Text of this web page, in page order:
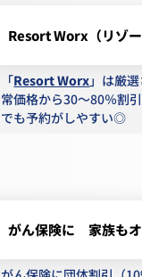
Resort Worx（リゾー
「Resort Worx」は厳
常価格から30〜80％割
でも予約がしやすい◎
がん保険に 家族も